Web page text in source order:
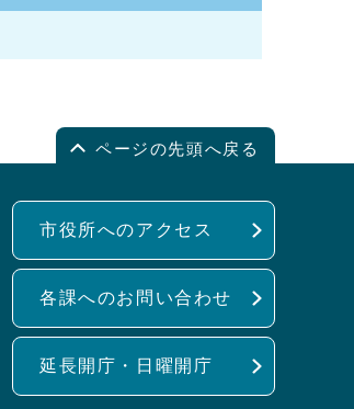
ページの先頭へ戻る
市役所へのアクセス
各課へのお問い合わせ
延長開庁・日曜開庁